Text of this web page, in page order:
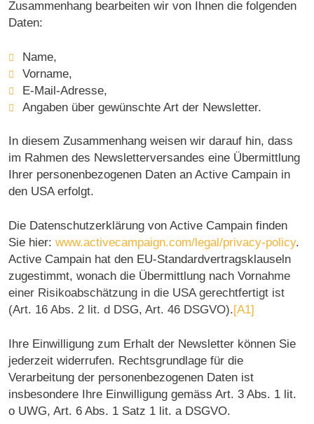
Zusammenhang bearbeiten wir von Ihnen die folgenden
Daten:
Name,
Vorname,
E-Mail-Adresse,
Angaben über gewünschte Art der Newsletter.
In diesem Zusammenhang weisen wir darauf hin, dass
im Rahmen des Newsletterversandes eine Übermittlung
Ihrer personenbezogenen Daten an Active Campain in
den USA erfolgt.
Die Datenschutzerklärung von Active Campain finden
Sie hier: www.activecampaign.com/legal/privacy-policy.
Active Campain hat den EU-Standardvertragsklauseln
zugestimmt, wonach die Übermittlung nach Vornahme
einer Risikoabschätzung in die USA gerechtfertigt ist
(Art. 16 Abs. 2 lit. d DSG, Art. 46 DSGVO).[A1]
Ihre Einwilligung zum Erhalt der Newsletter können Sie
jederzeit widerrufen. Rechtsgrundlage für die
Verarbeitung der personenbezogenen Daten ist
insbesondere Ihre Einwilligung gemäss Art. 3 Abs. 1 lit.
o UWG, Art. 6 Abs. 1 Satz 1 lit. a DSGVO.